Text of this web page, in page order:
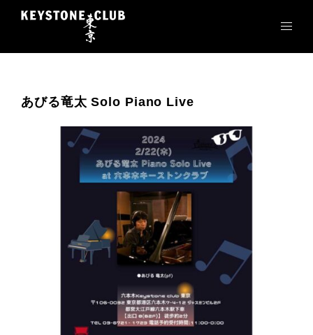
ン
あびる竜太 Solo Piano Live